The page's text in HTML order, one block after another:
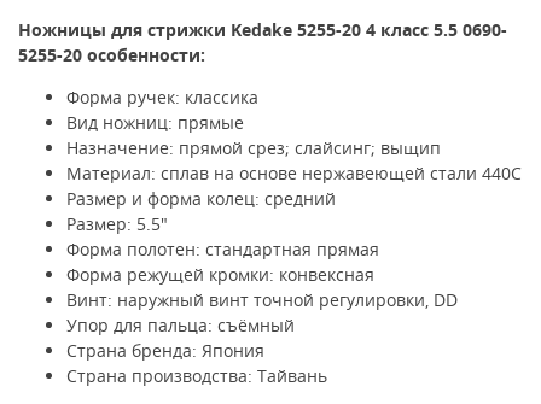
Ножницы для стрижки Kedake 5255-20 4 класс 5.5 0690-
5255-20 особенности:
Форма ручек: классика
Вид ножниц: прямые
Назначение: прямой срез; слайсинг; выщип
Материал: сплав на основе нержавеющей стали 440C
Размер и форма колец: средний
Размер: 5.5"
Форма полотен: стандартная прямая
Форма режущей кромки: конвексная
Винт: наружный винт точной регулировки, DD
Упор для пальца: съёмный
Страна бренда: Япония
Страна производства: Тайвань